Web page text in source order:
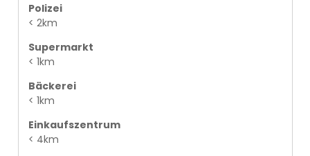
Polizei
< 2km
Supermarkt
< 1km
Bäckerei
< 1km
Einkaufszentrum
< 4km